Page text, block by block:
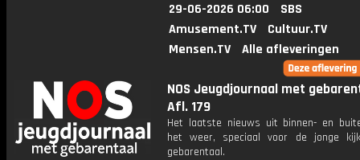
29-06-2026 06:00
SBS
Amusement.TV
Cultuur.TV
Mensen.TV
Alle afleveringen
NOS Jeugdjournaal met
Afl. 179
Het laatste nieuws uit binnen- en
het weer, speciaal voor de jonge
gebarentaal.